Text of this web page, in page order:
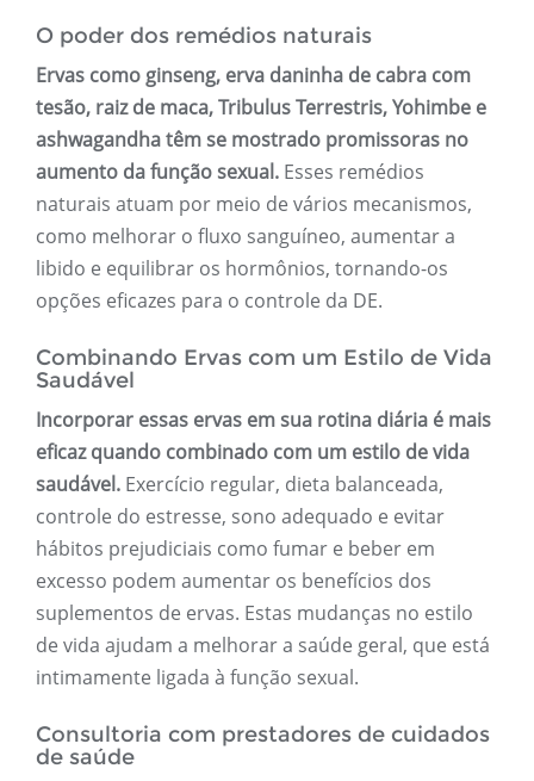
O poder dos remédios naturais
Ervas como ginseng, erva daninha de cabra com
tesão, raiz de maca, Tribulus Terrestris, Yohimbe e
ashwagandha têm se mostrado promissoras no
aumento da função sexual. Esses remédios
naturais atuam por meio de vários mecanismos,
como melhorar o fluxo sanguíneo, aumentar a
libido e equilibrar os hormônios, tornando-os
opções eficazes para o controle da DE.
Combinando Ervas com um Estilo de Vida
Saudável
Incorporar essas ervas em sua rotina diária é mais
eficaz quando combinado com um estilo de vida
saudável. Exercício regular, dieta balanceada,
controle do estresse, sono adequado e evitar
hábitos prejudiciais como fumar e beber em
excesso podem aumentar os benefícios dos
suplementos de ervas. Estas mudanças no estilo
de vida ajudam a melhorar a saúde geral, que está
intimamente ligada à função sexual.
Consultoria com prestadores de cuidados
de saúde